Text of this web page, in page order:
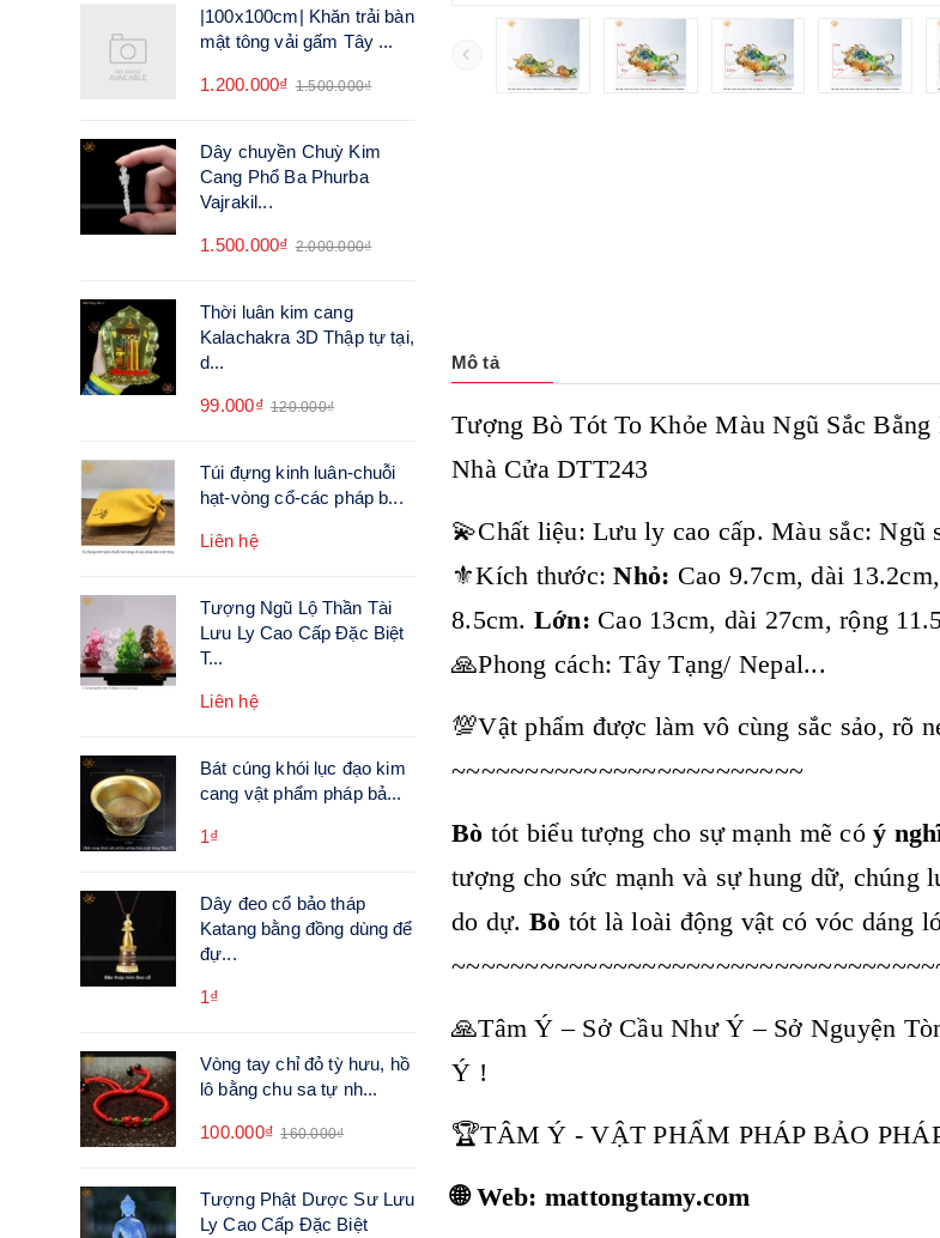
|100x100cm| Khăn trải bàn
mật tông vải gấm Tây ...
1.200.000₫ 1.500.000₫
Dây chuyền Chuỳ Kim
Cang Phổ Ba Phurba
Vajrakil...
1.500.000₫ 2.000.000₫
Thời luân kim cang
Kalachakra 3D Thập tự tại,
d...
99.000₫ 120.000₫
Túi đựng kinh luân-chuỗi
hạt-vòng cổ-các pháp b...
Liên hệ
Tượng Ngũ Lộ Thần Tài
Lưu Ly Cao Cấp Đặc Biệt
T...
Liên hệ
Bát cúng khói lục đạo kim
cang vật phẩm pháp bả...
1₫
Dây đeo cổ bảo tháp
Katang bằng đồng dùng để
đự...
1₫
Vòng tay chỉ đỏ tỳ hưu, hồ
lô bằng chu sa tự nh...
100.000₫ 160.000₫
Tượng Phật Dược Sư Lưu
Ly Cao Cấp Đặc Biệt
Mô tả
Tượng Bò Tót To Khỏe Màu Ngũ Sắc
Nhà Cửa DTT243
💫Chất liệu: Lưu ly cao cấp. Màu sắc: Ngũ
⚜️Kích thước:Nhỏ: Cao 9.7cm, dài
8.5cm. Lớn: Cao 13cm, dài 27cm, rộng
🙏Phong cách: Tây Tạng/ Nepal...
💯Vật phẩm được làm vô cùng sắc sảo, rõ
~~~~~~~~~~~~~~~~~~~~~~~~
Bò tót biểu tượng cho sự mạnh mẽ có ý
tượng cho sức mạnh và sự hung dữ, chúng
do dự. Bò tót là loài động vật có vóc dáng
🙏Tâm Ý – Sở Cầu Như Ý – Sở Nguyện
Ý !
🏆TÂM Ý - VẬT PHẨM PHÁP BẢO
🌐 Web: mattongtamy.com